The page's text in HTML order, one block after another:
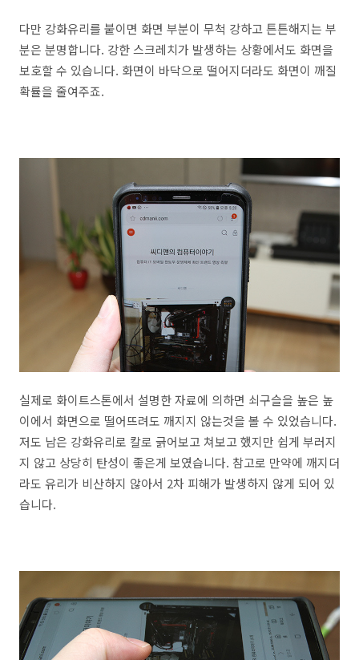
다만 강화유리를 붙이면 화면 부분이 무척 강하고 튼튼해지는 부
분은 분명합니다. 강한 스크레치가 발생하는 상황에서도 화면을
보호할 수 있습니다. 화면이 바닥으로 떨어지더라도 화면이 깨질
확률을 줄여주죠.
실제로 화이트스톤에서 설명한 자료에 의하면 쇠구슬을 높은 높
이에서 화면으로 떨어뜨려도 깨지지 않는것을 볼 수 있었습니다.
저도 남은 강화유리로 칼로 긁어보고 쳐보고 했지만 쉽게 부러지
지 않고 상당히 탄성이 좋은게 보였습니다. 참고로 만약에 깨지더
라도 유리가 비산하지 않아서 2차 피해가 발생하지 않게 되어 있
습니다.